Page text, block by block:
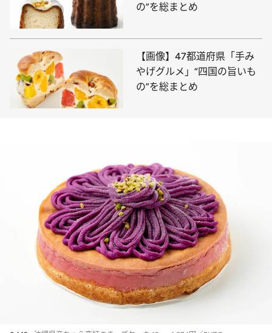
の”を総まとめ
【画像】47都道府県「手み
やげグルメ」“四国の旨いも
の”を総まとめ